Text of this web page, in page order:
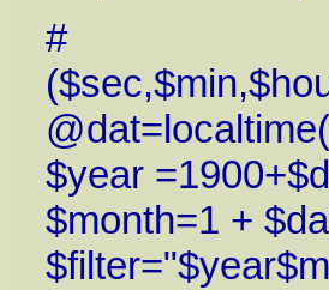
#
$year
$month=1 +